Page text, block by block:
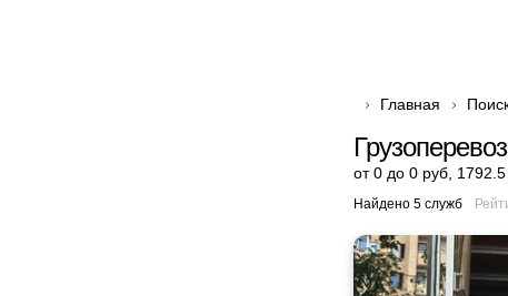
Главная
от 0 до 0 руб
Найдено 5 служб